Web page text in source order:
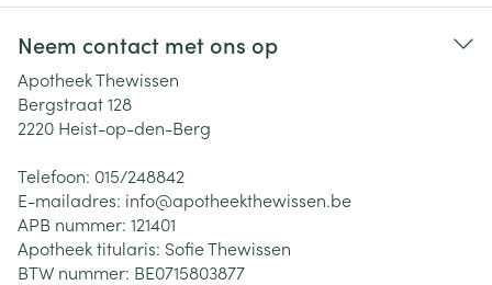
Neem contact met ons op
Apotheek Thewissen
Bergstraat 128
2220 Heist-op-den-Berg
Telefoon: 015/248842
E-mailadres: info@apotheekthewissen.be
APB nummer: 121401
Apotheek titularis: Sofie Thewissen
BTW nummer: BE0715803877